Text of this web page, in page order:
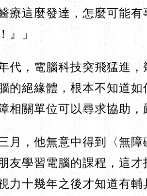
療這麼發達，怎麼可能
』」
代，電腦科技突飛猛進
的絕緣體，根本不知道
相關單位可以尋求協助
月，他無意中得到〈無
友學習電腦的課程，這
力十幾年之後才知道有